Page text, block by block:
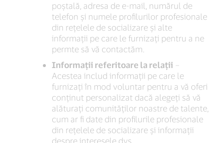
poștală, adresa de e-mail, numărul de
telefon și numele profilurilor profesionale
din rețelele de socializare și alte
informații pe care le furnizați pentru a ne
permte să vă contactăm.
Informații referitoare la relații –
Acestea includ informații pe care le
furnizați în mod voluntar pentru a vă oferi
conținut personalizat dacă alegeți să vă
alăturați comunităților noastre de talente,
cum ar fi date din profilurile profesionale
din rețelele de socializare și informații
despre interesele dvs.